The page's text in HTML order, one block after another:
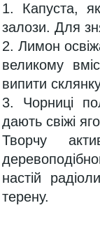
1. Капуста,
залози. Для
2. Лимон
великому
випити
3. Чорниці
дають свіжі
Творчу
настій
терену.